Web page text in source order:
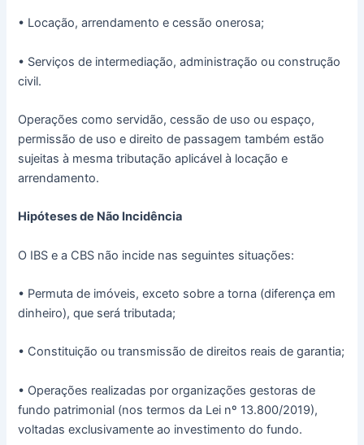
• Locação, arrendamento e cessão onerosa;
• Serviços de intermediação, administração ou construção
civil.
Operações como servidão, cessão de uso ou espaço,
permissão de uso e direito de passagem também estão
sujeitas à mesma tributação aplicável à locação e
arrendamento.
Hipóteses de Não Incidência
O IBS e a CBS não incide nas seguintes situações:
• Permuta de imóveis, exceto sobre a torna (diferença em
dinheiro), que será tributada;
• Constituição ou transmissão de direitos reais de garantia;
• Operações realizadas por organizações gestoras de
fundo patrimonial (nos termos da Lei nº 13.800/2019),
voltadas exclusivamente ao investimento do fundo.